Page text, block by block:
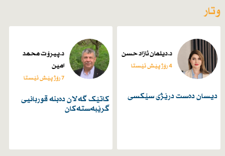
وتار
د.دیلمان ئازاد حسن
4 رۆژ پێش ئێستا
دیسان دەست درێژی سێكسی
د.پیرۆت محمد
امین
7 رۆژ پێش ئێستا
کاتێک گەلان دەبنە قوربانیی
گرێبەستەکان